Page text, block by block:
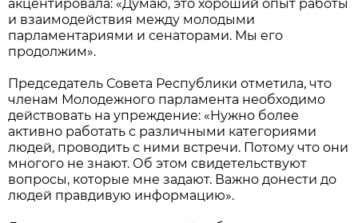
акцентировала: «Думаю, это хороший опыт работы
и взаимодействия между молодыми
парламентариями и сенаторами. Мы его
продолжим».
Председатель Совета Республики отметила, что
членам Молодежного парламента необходимо
действовать на упреждение: «Нужно более
активно работать с различными категориями
людей, проводить с ними встречи. Потому что они
многого не знают. Об этом свидетельствуют
вопросы, которые мне задают. Важно донести до
людей правдивую информацию».